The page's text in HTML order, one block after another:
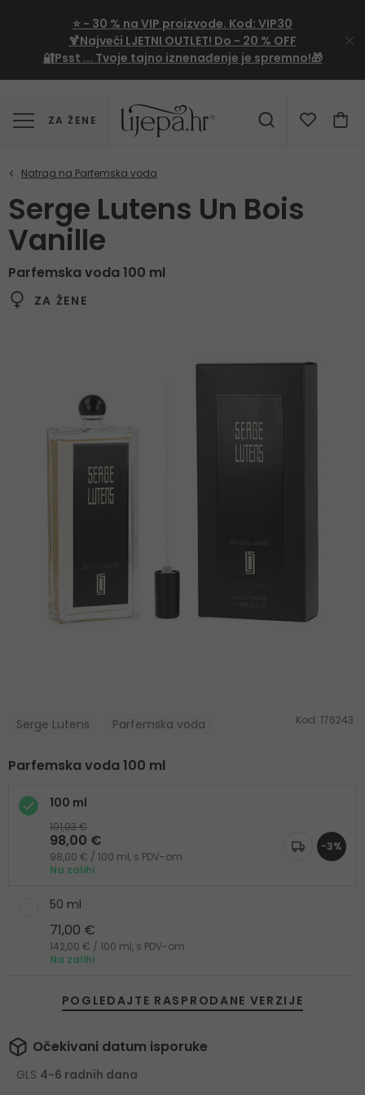
⭐ - 30 % na VIP proizvode. Kod: VIP30
🍹Najveći LJETNI OUTLET! Do - 20 % OFF
🔐Psst ... Tvoje tajno iznenađenje je spremno!🎁
ZA ŽENE
Serge Lutens Un Bois
Vanille
Parfemska voda 100 ml
ZA ŽENE
Serge Lutens Parfemska voda Kod: 176243
Parfemska voda 100 ml
100 ml
101,03 €
98,00 €
98,00 € / 100 ml, s PDV-om
Na zalihi
-3%
50 ml
71,00 €
142,00 € / 100 ml, s PDV-om
Na zalihi
POGLEDAJTE RASPRODANE VERZIJE
Očekivani datum isporuke
GLS 4-6 radnih dana